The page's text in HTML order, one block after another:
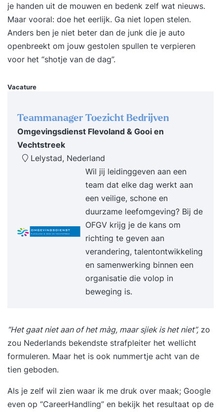
je handen uit de mouwen en bedenk zelf wat nieuws.
Maar vooral: doe het eerlijk. Ga niet lopen stelen.
Anders ben je niet beter dan de junk die je auto
openbreekt om jouw gestolen spullen te verpieren
voor het “shotje van de dag”.
Vacature
Teammanager Toezicht Bedrijven
Omgevingsdienst Flevoland & Gooi en
Vechtstreek
Lelystad, Nederland
Wil jij leidinggeven aan een
team dat elke dag werkt aan
een veilige, schone en
duurzame leefomgeving? Bij de
OFGV krijg je de kans om
richting te geven aan
verandering, talentontwikkeling
en samenwerking binnen een
organisatie die volop in
beweging is.
“Het gaat niet aan of het màg, maar sjiek is het niet”, zo
zou Nederlands bekendste strafpleiter het wellicht
formuleren. Maar het is ook nummertje acht van de
tien geboden.
Als je zelf wil zien waar ik me druk over maak; Google
even op “CareerHandling” en bekijk het resultaat op de